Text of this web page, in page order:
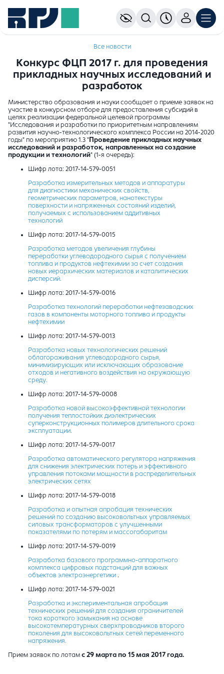
Все новости
Конкурс ФЦП 2017 г. для проведения
прикладных научных исследований и
разработок
Министерство образования и науки сообщает о приеме заявок на
участие в конкурсном отборе для предоставления субсидий в
целях реализации федеральной целевой программы
"Исследования и разработки по приоритетным направлениям
развития научно-технологического комплекса России на 2014-2020
годы" по мероприятию 1.3 " Проведение прикладных научных
исследований и разработок, направленных на создание
продукции и технологий" (1-я очередь):
Шифр лота: 2017-14-579-0051
Разработка измерительных методов и аппаратуры
для диагностики механических свойств,
геометрических параметров, нанотекстуры
поверхности и напряженных состояний изделий,
получаемых с использованием аддитивных
технологий
Шифр лота: 2017-14-579-0015
Разработка методов увеличения глубины
переработки углеводородного сырья с получением
топлива и продуктов нефтехимии за счет создания
новых иерархических материалов и каталитических
дисперсий.
Шифр лота: 2017-14-579-0016
Разработка технологий переработки нефтезаводских
газов в компоненты моторного топлива и продукты
нефтехимии
Шифр лота: 2017-14-579-0013
Разработка новых технологических решений
облагораживания углеводородного сырья,
минимизирующих или исключающих образование
отходов и негативного воздействия на окружающую
среду.
Шифр лота: 2017-14-579-0008
Разработка новой высокоэффективной технологии
получения теплостойких диэлектрических
суперконструкционных полимеров длительного срока
эксплуатации.
Шифр лота: 2017-14-579-0017
Разработка автоматического регулятора напряжения
для снижения электрических потерь и эффективного
управления потоками мощности в распределительных
электрических сетях
Шифр лота: 2017-14-579-0018
Разработка и опытная апробация технических
решений по созданию высоковольтных управляемых
силовых трансформаторов с улучшенными
показателями по потерям и массогабаритам
Шифр лота: 2017-14-579-0019
Разработка базового программно-аппаратного
комплекса цифровых подстанций для важных
объектов электроэнергетики .
Шифр лота: 2017-14-579-0021
Разработка и экспериментальная апробация
технических решений для создания ограничителей
тока короткого замыкания на основе
высокотемпературных сверхпроводников второго
поколения для высоковольтных сетей переменного
напряжения.
Прием заявок по лотам с 29 марта по 15 мая 2017 года.